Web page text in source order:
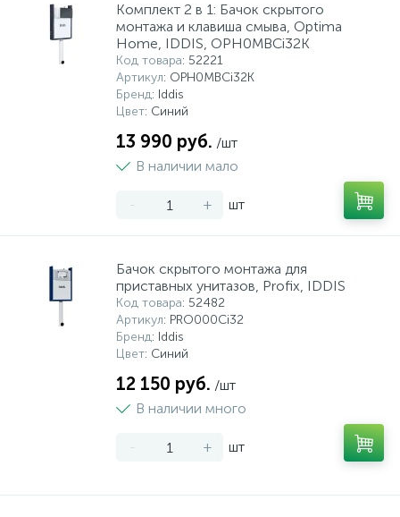
Комплект 2 в 1: Бачок скрытого
монтажа и клавиша смыва, Optima
Home, IDDIS, OPH0MBCi32K
Код товара: 52221
Артикул: OPH0MBCi32K
Бренд: Iddis
Цвет: Синий
13 990 руб. /шт
В наличии мало
- + шт
Бачок скрытого монтажа для
приставных унитазов, Profix, IDDIS
Код товара: 52482
Артикул: PRO000Ci32
Бренд: Iddis
Цвет: Синий
12 150 руб. /шт
В наличии много
- + шт